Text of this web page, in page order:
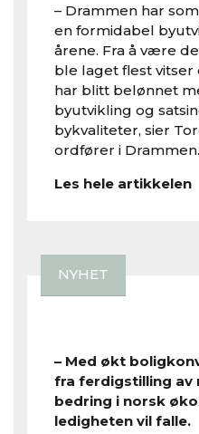
– Drammen har
en formidabel
årene. Fra å være
ble laget flest vitser
har blitt belønnet
byutvikling og
bykvaliteter, sier
ordfører i
Les hele artikkelen
NYHET
– Med økt
fra ferdigstilling av
bedring i norsk
ledigheten vil falle.